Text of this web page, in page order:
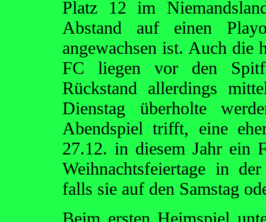
Platz 12 im
Abstand auf einen
angewachsen ist. Auch die
FC liegen vor den
Rückstand allerdings
Dienstag überholte
Abendspiel trifft, eine
27.12. in diesem Jahr ein
Weihnachtsfeiertage in
falls sie auf den Samstag